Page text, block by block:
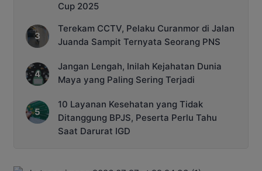
Cup 2025
Terekam CCTV, Pelaku Curanmor di Jalan
Juanda Sampit Ternyata Seorang PNS
Jangan Lengah, Inilah Kejahatan Dunia
Maya yang Paling Sering Terjadi
10 Layanan Kesehatan yang Tidak
Ditanggung BPJS, Peserta Perlu Tahu
Saat Darurat IGD